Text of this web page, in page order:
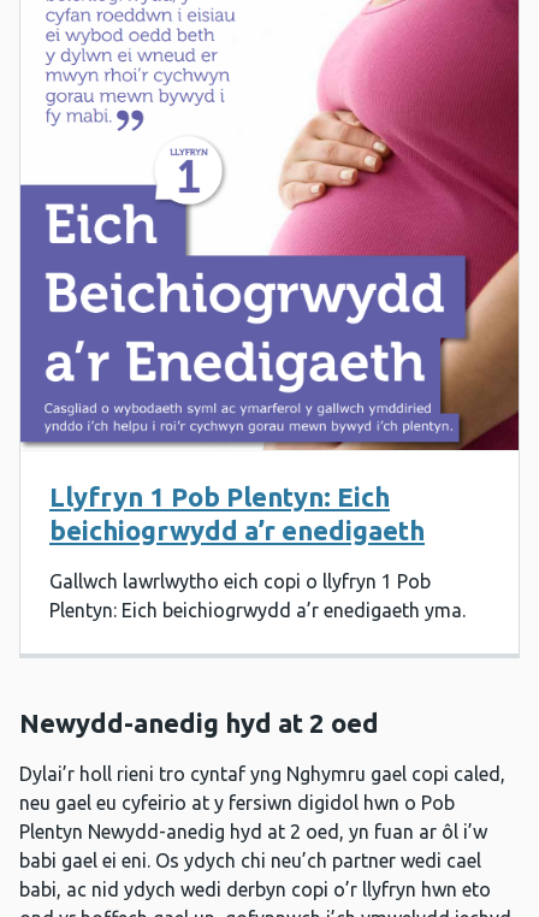
Llyfryn 1 Pob Plentyn: Eich
beichiogrwydd a’r enedigaeth
Gallwch lawrlwytho eich copi o llyfryn 1 Pob
Plentyn: Eich beichiogrwydd a’r enedigaeth yma.
Newydd-anedig hyd at 2 oed
Dylai’r holl rieni tro cyntaf yng Nghymru gael copi caled,
neu gael eu cyfeirio at y fersiwn digidol hwn o Pob
Plentyn Newydd-anedig hyd at 2 oed, yn fuan ar ôl i’w
babi gael ei eni. Os ydych chi neu’ch partner wedi cael
babi, ac nid ydych wedi derbyn copi o’r llyfryn hwn eto